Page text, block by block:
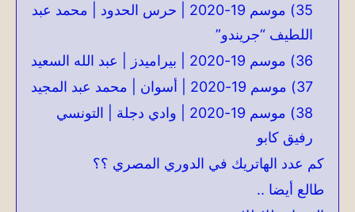
35) موسم 19-2020 | حرس الحدود | محمد عبد
اللطيف “جريندو”
36) موسم 19-2020 | بيراميدز | عبد الله السعيد
37) موسم 19-2020 | أسوان | محمد عبد المجيد
38) موسم 19-2020 | وادي دجلة | التونسي
رفيق كابو
كم عدد الهاتريك في الدوري المصري ؟؟
طالع أيضا ..